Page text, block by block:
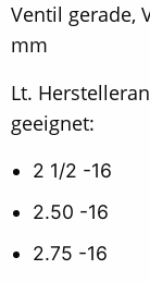
Ventil gerade,
mm
Lt.
geeignet:
2 1/2 -16
2.50 -16
2.75 -16